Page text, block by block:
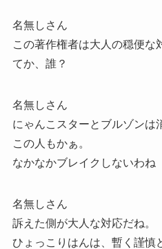
名無しさん
この著作権者は大人の穏便な
てか、誰？
名無しさん
にゃんこスターとブルゾンは
この人もかぁ。
なかなかブレイクしないわね
名無しさん
訴えた側が大人な対応だね。
ひょっこりはんは、暫く謹慎